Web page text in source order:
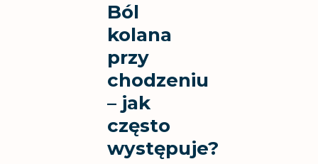
Ból
kolana
przy
chodzeniu
– jak
często
występuje?